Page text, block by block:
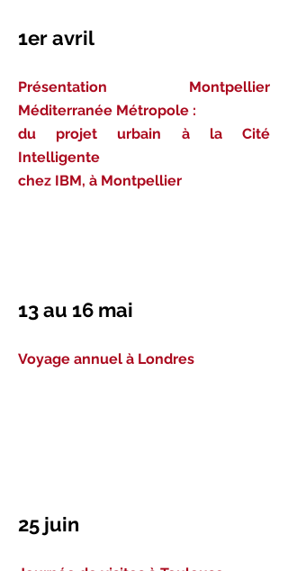
1er avril
Présentation Montpellier
Méditerranée Métropole :
du projet urbain à la Cité
Intelligente
chez IBM, à Montpellier
13 au 16 mai
Voyage annuel à Londres
25 juin